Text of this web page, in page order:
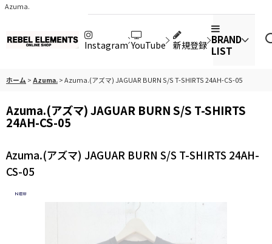
Azuma.
Instagram YouTube 新規登録 BRAND
LIST
ホーム > Azuma.>Azuma.(アズマ) JAGUAR BURN S/S T-SHIRTS 24AH-CS-05
Azuma.(アズマ) JAGUAR BURN S/S T-SHIRTS
24AH-CS-05
Azuma.(アズマ) JAGUAR BURN S/S T-SHIRTS 24AH-
CS-05